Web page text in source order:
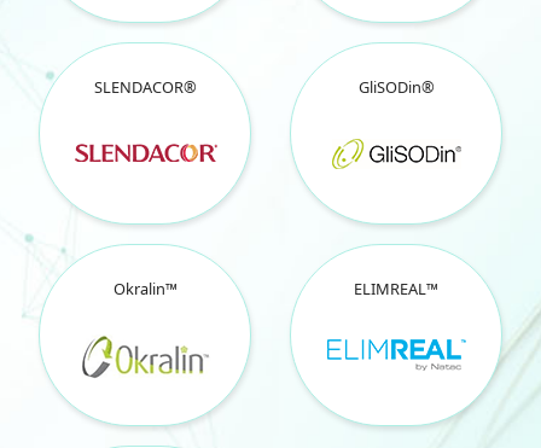
SLENDACOR® GliSODin®
Okralin™ ELIMREAL™